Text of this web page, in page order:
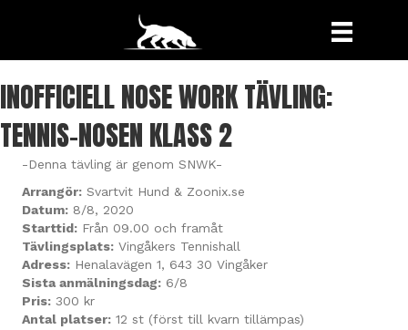
INOFFICIELL NOSE WORK TÄVLING:
TENNIS-NOSEN KLASS 2
-Denna tävling är genom SNWK-
Arrangör: Svartvit Hund & Zoonix.se
Datum: 8/8, 2020
Starttid: Från 09.00 och framåt
Tävlingsplats: Vingåkers Tennishall
Adress: Henalavägen 1, 643 30 Vingåker
Sista anmälningsdag: 6/8
Pris: 300 kr
Antal platser: 12 st (först till kvarn tillämpas)